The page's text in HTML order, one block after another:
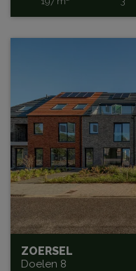
ZOERSEL
Doelen 8